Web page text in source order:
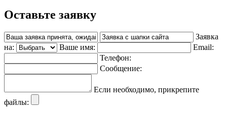
Оставьте заявку
Заявка
на:
Ваше имя:
Email:
Телефон:
Сообщение:
Если необходимо, прикрепите
файлы: